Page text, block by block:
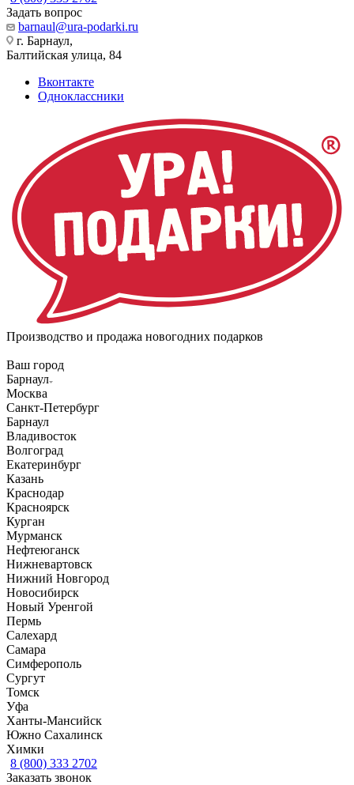
Задать вопрос
barnaul@ura-podarki.ru
г. Барнаул,
Балтийская улица, 84
Вконтакте
Одноклассники
Производство и продажа новогодних подарков
Ваш город
Барнаул
Москва
Санкт-Петербург
Барнаул
Владивосток
Волгоград
Екатеринбург
Казань
Краснодар
Красноярск
Курган
Мурманск
Нефтеюганск
Нижневартовск
Нижний Новгород
Новосибирск
Новый Уренгой
Пермь
Салехард
Самара
Симферополь
Сургут
Томск
Уфа
Ханты-Мансийск
Южно Сахалинск
Химки
8 (800) 333 2702
Заказать звонок